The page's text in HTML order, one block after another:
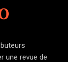
une revue de